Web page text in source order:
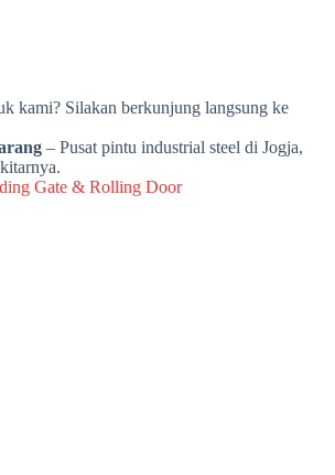
kami? Silakan berkunjung langsung ke
– Pusat pintu industrial steel di Jogja,
Gate & Rolling Door